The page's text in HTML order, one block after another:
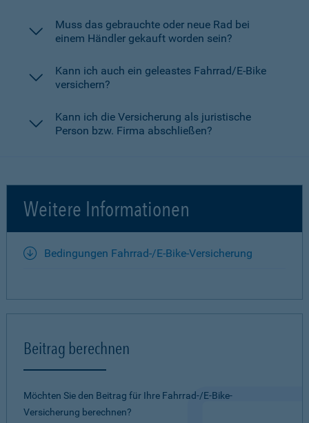
Muss das gebrauchte oder neue Rad bei
einem Händler gekauft worden sein?
Kann ich auch ein geleastes Fahrrad/E-Bike
versichern?
Kann ich die Versicherung als juristische
Person bzw. Firma abschließen?
Weitere Informationen
Bedingungen Fahrrad-/E-Bike-Versicherung
Beitrag berechnen
Möchten Sie den Beitrag für Ihre Fahrrad-/E-Bike-
Versicherung berechnen?